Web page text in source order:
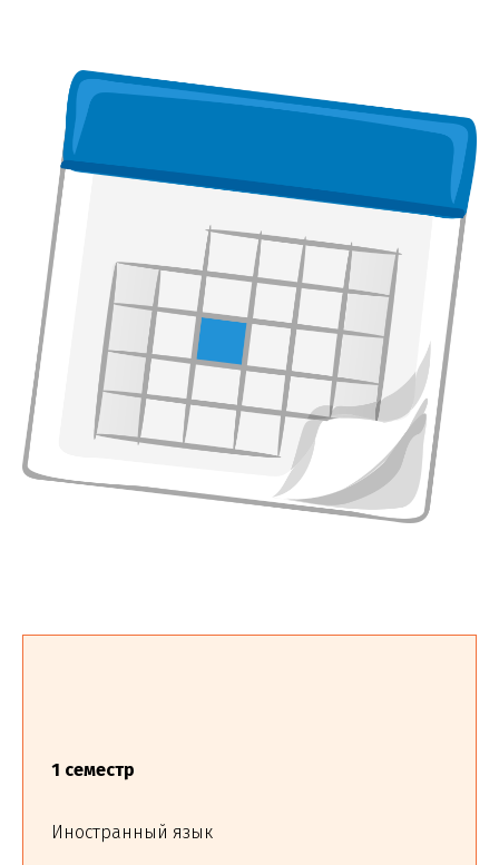
1 семестр
Иностранный язык